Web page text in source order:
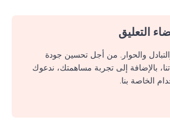
التعليق
والحوار. من أجل تحسين جودة
بالإضافة إلى تجربة مساهمتك، ندعوك
الخاصة بنا.